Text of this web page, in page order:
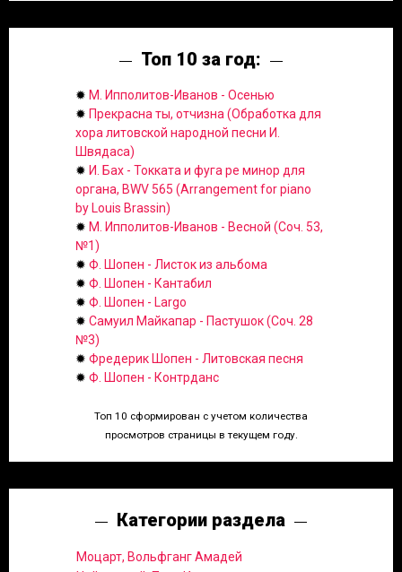
Топ 10 за год:
✹ М. Ипполитов-Иванов - Осенью
✹ Прекрасна ты, отчизна (Обработка для
хора литовской народной песни И.
Швядаса)
✹ И. Бах - Токката и фуга ре минор для
органа, BWV 565 (Arrangement for piano
by Louis Brassin)
✹ М. Ипполитов-Иванов - Весной (Соч. 53,
№1)
✹ Ф. Шопен - Листок из альбома
✹ Ф. Шопен - Кантабил
✹ Ф. Шопен - Largo
✹ Самуил Майкапар - Пастушок (Соч. 28
№3)
✹ Фредерик Шопен - Литовская песня
✹ Ф. Шопен - Контрданс
Топ 10 сформирован с учетом количества
просмотров страницы в текущем году.
Категории раздела
Моцарт, Вольфганг Амадей